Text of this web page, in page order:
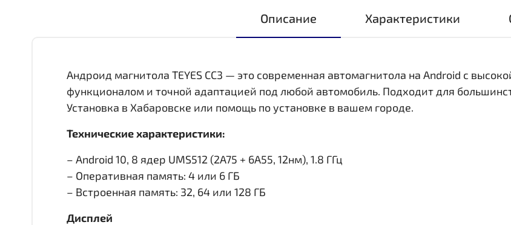
Описание Характеристики
Андроид магнитола TEYES CC3 — это современная автомагнитола на Android с
функционалом и точной адаптацией под любой автомобиль. Подходит для
Установка в Хабаровске или помощь по установке в вашем городе.
Технические характеристики:
– Android 10, 8 ядер UMS512 (2A75 + 6A55, 12нм), 1.8 ГГц
– Оперативная память: 4 или 6 ГБ
– Встроенная память: 32, 64 или 128 ГБ
Дисплей